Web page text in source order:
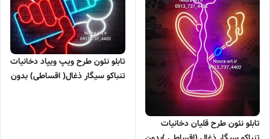
تابلو نئون طرح قلیان دخانیات
تابلو نئون طرح ویپ ویپاد دخانیات
تنباکو سیگار ذغال( اقساطی) بدون